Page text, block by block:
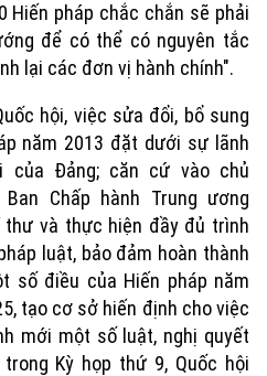
Hiến pháp chắc chắn sẽ phải
để có thể có nguyên tắc
lại các đơn vị hành chính".
hội, việc sửa đổi, bổ sung
năm 2013 đặt dưới sự lãnh
của Đảng; căn cứ vào chủ
Chấp hành Trung ương
thư và thực hiện đầy đủ trình
luật, bảo đảm hoàn thành
số điều của Hiến pháp năm
tạo cơ sở hiến định cho việc
mới một số luật, nghị quyết
Kỳ họp thứ 9, Quốc hội